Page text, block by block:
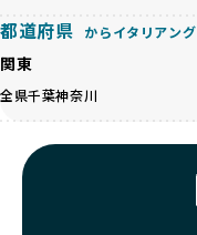
る社会の実現を目指し
さらに、売上の一部を
人へ寄付しています。
の取り組みが不十分で
BreederFamiliesはそ
ます。この活動によ
護活動の支援にも貢献
BreederFamiliesのこ
でなく、すべてのワン
徴が人気を集め、高値
くありません。極小サ
く、レアカラーには遺
す。
営利優先ブリーダーは
な繁殖を行いがちです
担をかけたり、子犬を
ど、健康を犠牲にした
都道府県 からイタリアン
関東
全県千葉神奈川